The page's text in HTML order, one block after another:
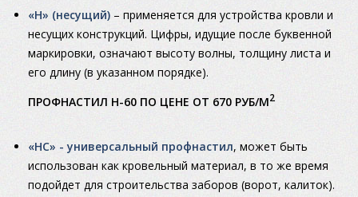
«Н» (несущий) – применяется для устройства кровли и
несущих конструкций. Цифры, идущие после буквенной
маркировки, означают высоту волны, толщину листа и
его длину (в указанном порядке).
ПРОФНАСТИЛ Н-60 ПО ЦЕНЕ ОТ 670 РУБ/М2
«НС» - универсальный профнастил, может быть
использован как кровельный материал, в то же время
подойдет для строительства заборов (ворот, калиток).